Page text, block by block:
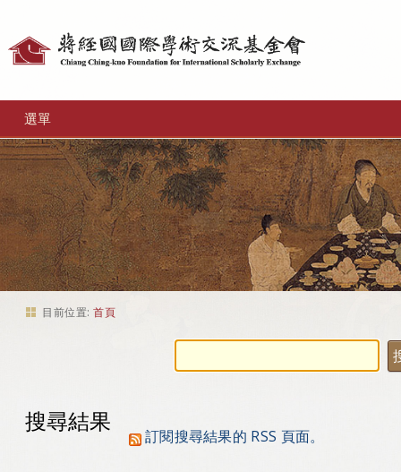
選單
目前位置: 首頁
搜尋結果
訂閱搜尋結果的 RSS 頁面。